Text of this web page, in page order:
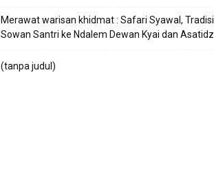
Merawat warisan khidmat : Safari Syawal, Tradisi
Sowan Santri ke Ndalem Dewan Kyai dan Asatidz
(tanpa judul)